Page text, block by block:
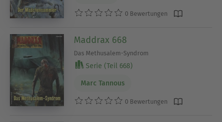
0 Bewertungen
Maddrax 668
Das Methusalem-Syndrom
Serie (Teil 668)
Marc Tannous
0 Bewertungen